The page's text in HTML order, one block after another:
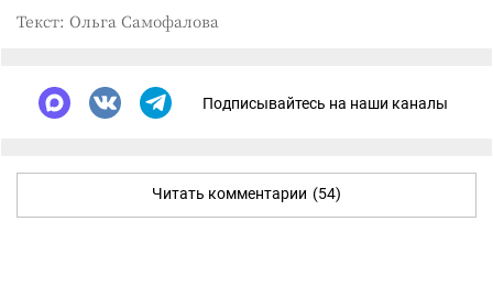
Текст: Ольга Самофалова
Подписывайтесь на наши каналы
Читать комментарии (54)